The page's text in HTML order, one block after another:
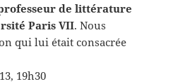
de littérature
Paris VII. Nous
qui lui était consacrée
19h30